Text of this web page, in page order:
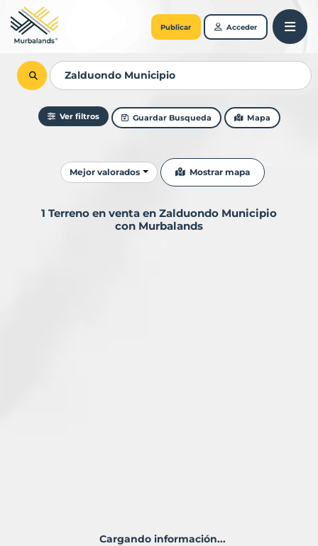
Publicar Acceder
Ver filtros Guardar Busqueda Mapa
Ordenar resultados
Mejor valorados Mostrar mapa
1 Terreno en venta en Zalduondo Municipio
con Murbalands
Cargando información...